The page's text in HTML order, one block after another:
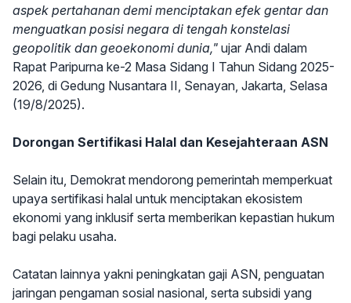
aspek pertahanan demi menciptakan efek gentar dan
menguatkan posisi negara di tengah konstelasi
geopolitik dan geoekonomi dunia," ujar Andi dalam
Rapat Paripurna ke-2 Masa Sidang I Tahun Sidang 2025-
2026, di Gedung Nusantara II, Senayan, Jakarta, Selasa
(19/8/2025).
Dorongan Sertifikasi Halal dan Kesejahteraan ASN
Selain itu, Demokrat mendorong pemerintah memperkuat
upaya sertifikasi halal untuk menciptakan ekosistem
ekonomi yang inklusif serta memberikan kepastian hukum
bagi pelaku usaha.
Catatan lainnya yakni peningkatan gaji ASN, penguatan
jaringan pengaman sosial nasional, serta subsidi yang